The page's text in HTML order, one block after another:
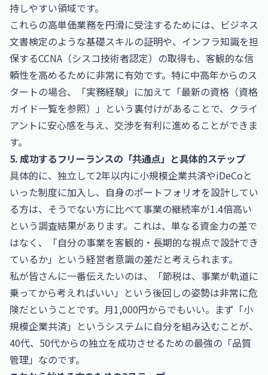
持しやすい領域です。
これらの高単価業務を円滑に受注するためには、 ビジネス
文書検定のような基礎スキルの証明や、インフラ知識を担
保するCCNA（シスコ技術者認定） の取得も、客観的な信
頼性を高めるために非常に有効です。特に中高年からのス
タートの場合、「実務経験」に加えて「最新の資格（資格
ガイド一覧を参照）」という裏付けがあることで、クライ
アントに安心感を与え、交渉を有利に進めることができま
す。
5. 成功するフリーランスの「共通点」と具体的ステップ
具体的に、独立して2年以内に小規模企業共済やiDeCoと
いった制度に加入し、自身のポートフォリオを設計してい
る方は、そうでない方に比べて事業の継続率が1.4倍高い
という調査結果があります。これは、単なる資金力の差で
はなく、「自分の事業を客観的・長期的な視点で設計でき
ているか」という経営者意識の差だと考えられます。
私が皆さんに一番伝えたいのは、「節税は、事業が軌道に
乗ってから考えればいい」という後回しの姿勢は非常に危
険だということです。月1,000円からでもいい。まず「小
規模企業共済」というシステムに自分を組み込むことが、
40代、50代からの独立を成功させるための最強の「品質
管理」なのです。